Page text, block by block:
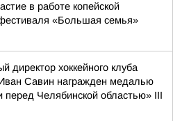
в работе копейской
«Большая семья»
директор хоккейного клуба
Савин награжден медалью
перед Челябинской областью» III